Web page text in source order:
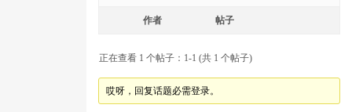
作者 帖子
正在查看 1 个帖子：1-1 (共 1 个帖子)
哎呀，回复话题必需登录。